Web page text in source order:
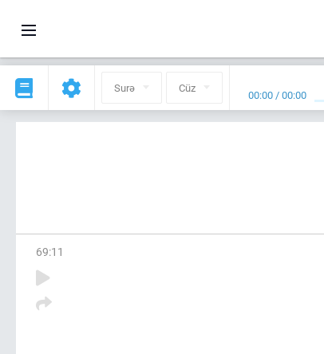
Surə Cüz 00:00 /00:00
69:11